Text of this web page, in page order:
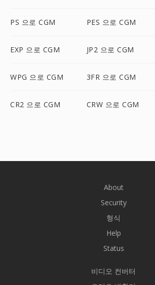
PS 으로 CGM PES 으로 CGM
EXP 으로 CGM JP2 으로 CGM
WPG 으로 CGM 3FR 으로 CGM
CR2 으로 CGM CRW 으로 CGM
About
Security
형식
Help
Status
비디오 컨버터